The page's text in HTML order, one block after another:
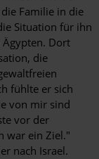
Familie in die
Situation für ihn
Dort
die
fühlte er sich
von mir sind
vor der
war ein Ziel."
nach Israel.